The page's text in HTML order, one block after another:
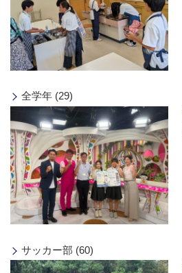
全学年 (29)
サッカー部 (60)